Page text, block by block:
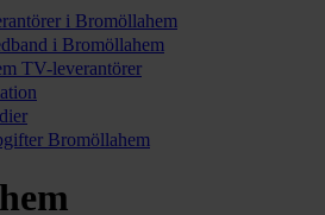
i Bromöllahem
i Bromöllahem
TV-leverantörer
Bromöllahem